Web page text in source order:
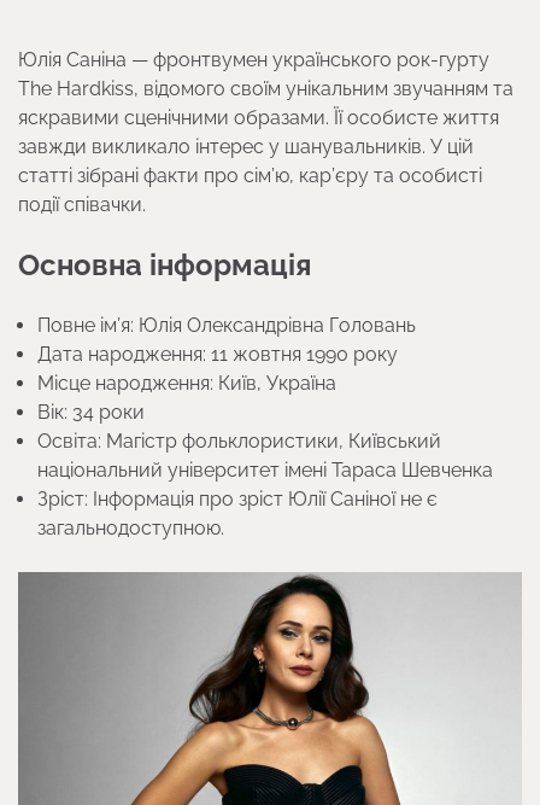
Юлія Саніна — фронтвумен українського рок-гурту
The Hardkiss, відомого своїм унікальним звучанням та
яскравими сценічними образами. Її особисте життя
завжди викликало інтерес у шанувальників. У цій
статті зібрані факти про сім’ю, кар’єру та особисті
події співачки.
Основна інформація
Повне ім’я: Юлія Олександрівна Головань
Дата народження: 11 жовтня 1990 року
Місце народження: Київ, Україна
Вік: 34 роки
Освіта: Магістр фольклористики, Київський
національний університет імені Тараса Шевченка
Зріст: Інформація про зріст Юлії Саніної не є
загальнодоступною.